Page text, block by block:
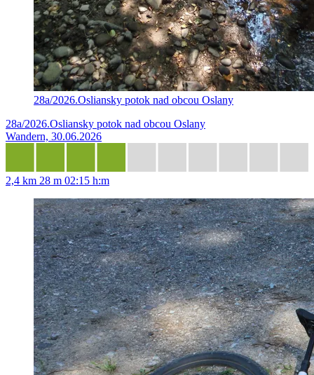
28a/2026.Osliansky potok nad obcou Oslany
28a/2026.Osliansky potok nad obcou Oslany
Wandern, 30.06.2026
2,4 km 28 m 02:15 h:m